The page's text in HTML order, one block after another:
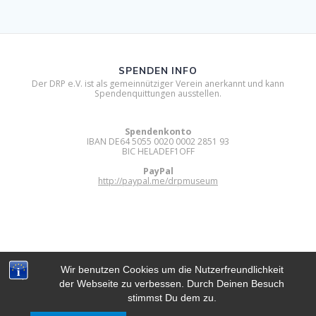
Wir benutzen Cookies um die Nutzerfreundlichkeit
der Webseite zu verbessen. Durch Deinen Besuch
stimmst Du dem zu.
DIGITAL RETRO PARK E.V.
© 2012 - 2026 Digital Retro Park e.V..
SPENDEN INFO
Der DRP e.V. ist als gemeinnütziger Verein anerkannt und kann
Spendenquittungen ausstellen.
Spendenkonto
IBAN DE64 5055 0020 0002 2851 93
BIC HELADEF1OFF
PayPal
http://paypal.me/drpmuseum